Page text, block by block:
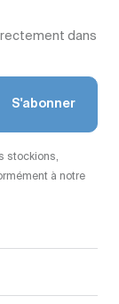
dans
S'abonner
stockions,
à notre